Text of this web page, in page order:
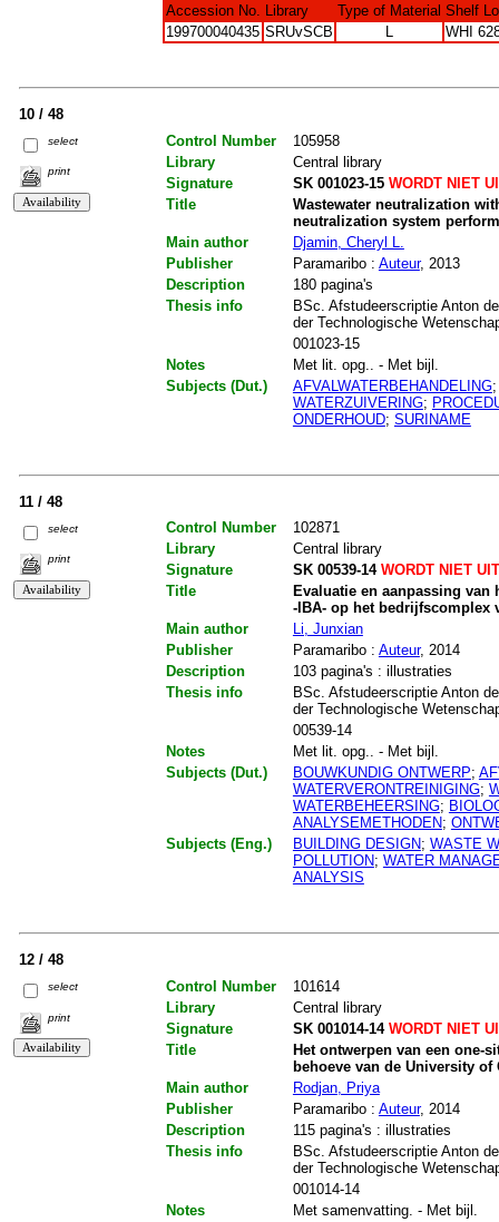
Accession No. Library Type of Material Shelf
199700040435 SRUvSCB WHI
10 / 48
select
print
Control Number
105958
Library
Central library
Signature
SK 001023-15WORDT NIET
Title
Wastewater neutralization
neutralization system
Main author
Djamin, Cheryl L.
Publisher
Paramaribo : Auteur, 2013
Description
180 pagina's
Thesis info
BSc. Afstudeerscriptie Anton
der Technologische
001023-15
Notes
Met lit. opg.. - Met bijl.
Subjects (Dut.)
AFVALWATERBEHANDELING
WATERZUIVERING;
ONDERHOUD; SURINAME
11 / 48
select
print
Control Number
102871
Library
Central library
Signature
SK 00539-14WORDT NIET
Title
Evaluatie en aanpassing
-IBA- op het bedrijfscomplex
Main author
Li, Junxian
Publisher
Paramaribo : Auteur, 2014
Description
103 pagina's : illustraties
Thesis info
BSc. Afstudeerscriptie Anton
der Technologische
00539-14
Notes
Met lit. opg.. - Met bijl.
Subjects (Dut.)
BOUWKUNDIG ONTWERP;
WATERVERONTREINIGING;
WATERBEHEERSING;
ANALYSEMETHODEN;
Subjects (Eng.)
BUILDING DESIGN; WASTE
POLLUTION; WATER
ANALYSIS
12 / 48
select
print
Control Number
101614
Library
Central library
Signature
SK 001014-14WORDT NIET
Title
Het ontwerpen van een one-
behoeve van de University of
Main author
Rodjan, Priya
Publisher
Paramaribo : Auteur, 2014
Description
115 pagina's : illustraties
Thesis info
BSc. Afstudeerscriptie Anton
der Technologische
001014-14
Notes
Met samenvatting. - Met bijl.